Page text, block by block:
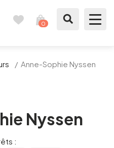
0
/ Anne-Sophie Nyssen
Nyssen
: